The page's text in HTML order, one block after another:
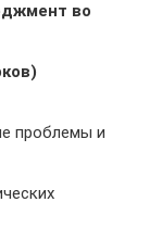
во
проблемы и